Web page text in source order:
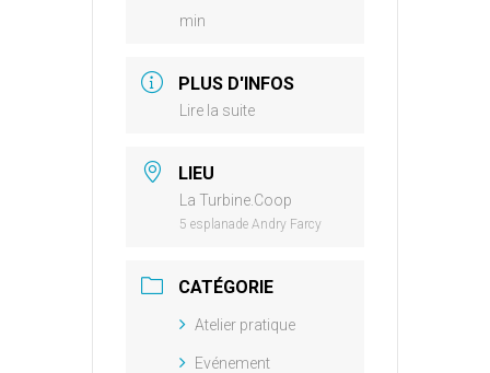
min
PLUS D'INFOS
Lire la suite
LIEU
La Turbine.Coop
5 esplanade Andry Farcy
CATÉGORIE
Atelier pratique
Evénement